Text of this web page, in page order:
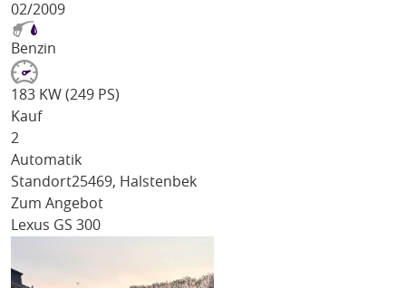
02/2009
Benzin
183 KW (249 PS)
Kauf
2
Automatik
Standort25469, Halstenbek
Zum Angebot
Lexus GS 300